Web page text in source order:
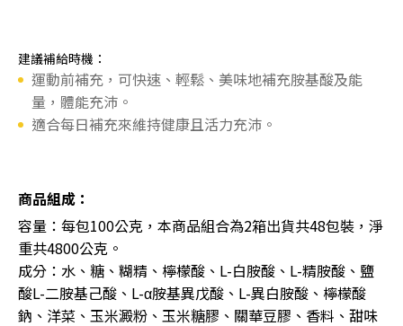
建議補給時機：
運動前補充，可快速、輕鬆、美味地補充胺基酸及能
量，體能充沛。
適合每日補充來維持健康且活力充沛。
商品組成：
容量：每包100公克，本商品組合為2箱出貨共48包裝，淨
重共4800公克。
成分：水、糖、糊精、檸檬酸、L-白胺酸、L-精胺酸、鹽
酸L-二胺基己酸、L-α胺基異戊酸、L-異白胺酸、檸檬酸
鈉、洋菜、玉米澱粉、玉米糖膠、關華豆膠、香料、甜味